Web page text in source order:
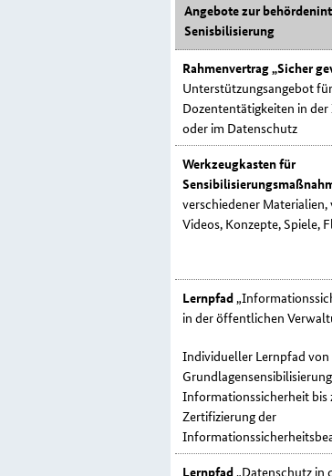
Angebote zur
Senisbilisierung
Rahmenvertrag „Sicher
Unterstützungsangebot
Dozententätigkeiten in
oder im Datenschutz
Werkzeugkasten für
verschiedener Materialien,
Videos, Konzepte, Spiele,
Lernpfad
in der öffentlichen
Individueller Lernpfad von
Informationssicherheit bis
Zertifizierung der
Lernpfad„Datenschutz in